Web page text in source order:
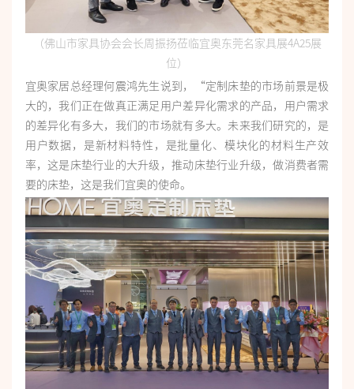
（佛山市家具协会会长周振扬莅临宜奥东莞名家具展4A25展
位）
宜奥家居总经理何震鸿先生说到，“定制床垫的市场前景是极
大的，我们正在做真正满足用户差异化需求的产品，用户需求
的差异化有多大，我们的市场就有多大。未来我们研究的，是
用户数据，是新材料特性，是批量化、模块化的材料生产效
率，这是床垫行业的大升级，推动床垫行业升级，做消费者需
要的床垫，这是我们宜奥的使命。